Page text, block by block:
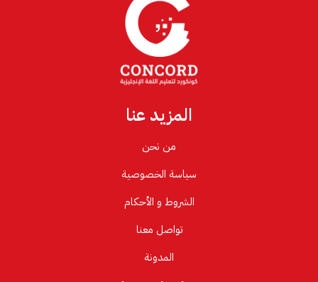
المزيد عنا
من نحن
سياسة الخصوصية
الشروط و الأحكام
تواصل معنا
المدونة